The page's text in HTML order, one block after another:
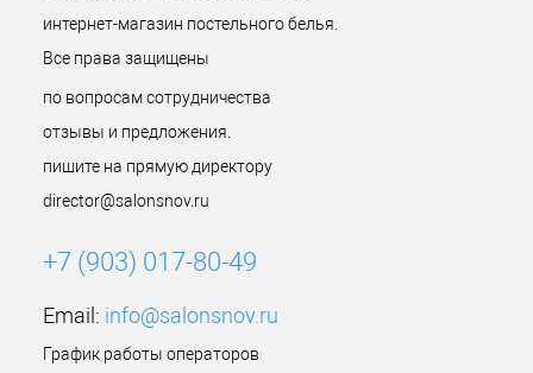
интернет-магазин постельного белья.
Все права защищены
по вопросам сотрудничества
отзывы и предложения.
пишите на прямую директору
director@salonsnov.ru
+7 (903) 017-80-49
Email: info@salonsnov.ru
График работы операторов